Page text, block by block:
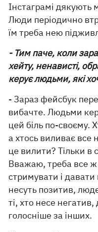
Інстаграмі дякують
Люди періодично
їм треба нею
- Тим паче, коли
хейту, ненависті,
керує людьми, які
- Зараз фейсбук
вибачте. Людьми
цей біль по-своєму.
а хтось виливає
це вилити? Тільки в
Вважаю, треба все ж
стримувати і
несуть позитив,
ті, хто несе негатив,
голосніше за інших.